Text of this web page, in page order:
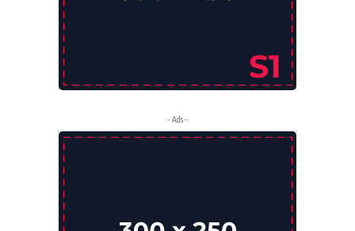
- Ads -